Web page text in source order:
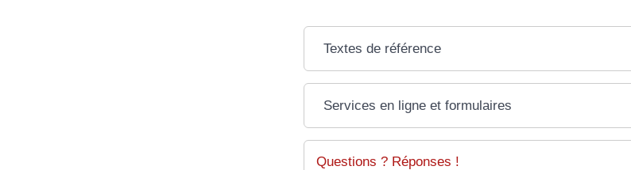
Textes de référence
Services en ligne et formulaires
Questions ? Réponses !